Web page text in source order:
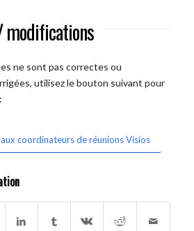
modifications
ne sont pas correctes ou
utilisez le bouton suivant pour
coordinateurs de réunions Visios